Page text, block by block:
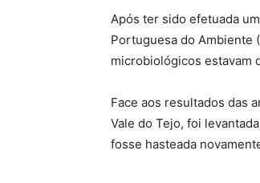
Após ter sido efetuada
Portuguesa do Ambiente
microbiológicos estavam
Face aos resultados das
Vale do Tejo, foi
fosse hasteada